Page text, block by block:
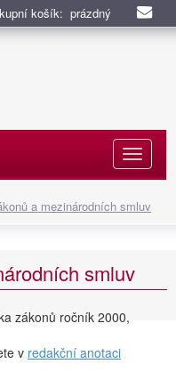
košík: prázdný
a mezinárodních smluv
smluv
zákonů ročník 2000,
v redakční anotaci